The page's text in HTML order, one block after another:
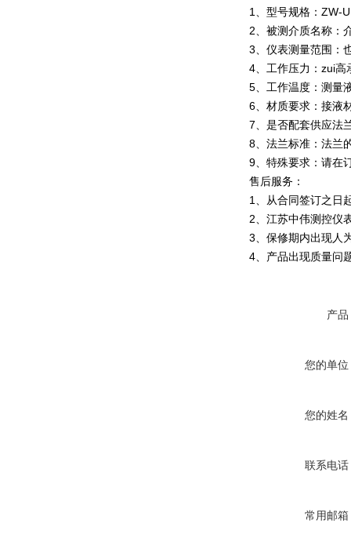
1、型号规格：ZW-
2、被测介质名称：
3、仪表测量范围：
4、工作压力：zui
5、工作温度：测量
6、材质要求：接液
7、是否配套供应法
8、法兰标准：法兰
9、特殊要求：请在
售后服务：
1、从合同签订之日
2、江苏中伟测控仪
3、保修期内出现人
4、产品出现质量问
产品
您的单位
您的姓名
联系电话
常用邮箱